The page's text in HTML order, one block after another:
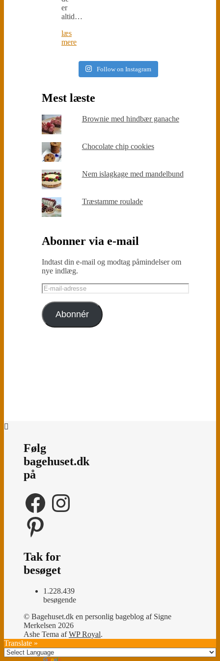
er
altid…
læs
mere
Follow on Instagram
Mest læste
Brownie med hindbær ganache
Chocolate chip cookies
Nem islagkage med mandelbund
Træstamme roulade
Abonner via e-mail
Indtast din e-mail og modtag påmindelser om
nye indlæg.
E-
mail-
adresse
Abonnér
Følg
bagehuset.dk
på
FacebookInstagram
Pinterest
Tak for
besøget
1.228.439
besøgende
© Bagehuset.dk en personlig bageblog af Signe
Merkelsen 2026
Ashe Tema afWP Royal.
Translate »